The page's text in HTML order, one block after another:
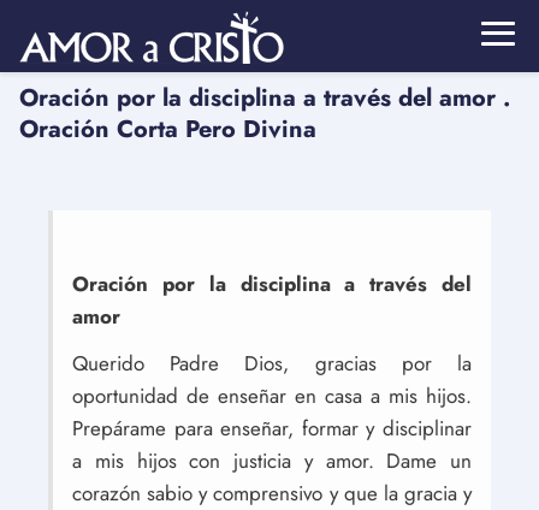
Oración por la disciplina a través del amor .
Oración Corta Pero Divina
Oración por la disciplina a través del
amor
Querido Padre Dios, gracias por la
oportunidad de enseñar en casa a mis hijos.
Prepárame para enseñar, formar y disciplinar
a mis hijos con justicia y amor. Dame un
corazón sabio y comprensivo y que la gracia y